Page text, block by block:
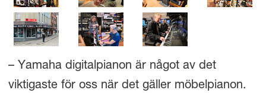
– Yamaha digitalpianon är något av det
viktigaste för oss när det gäller möbelpianon.